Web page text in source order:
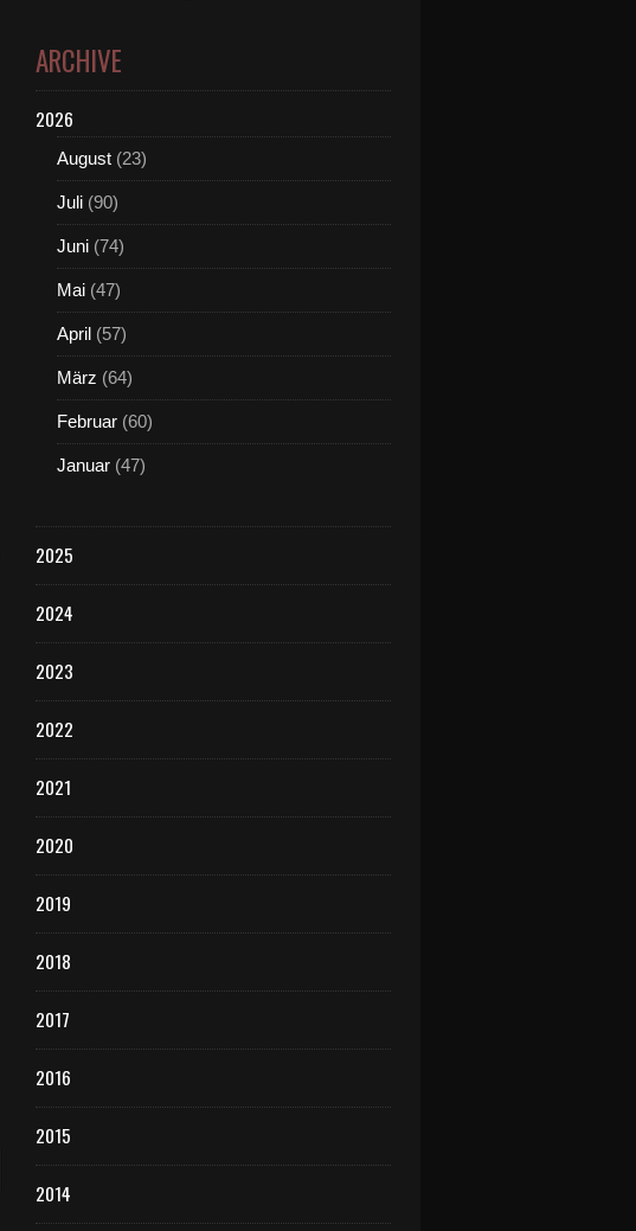
ARCHIVE
2026
August (23)
Juli (90)
Juni (74)
Mai (47)
April (57)
März (64)
Februar (60)
Januar (47)
2025
2024
2023
2022
2021
2020
2019
2018
2017
2016
2015
2014